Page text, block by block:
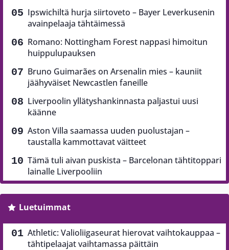
Ipswichiltä hurja siirtoveto – Bayer Leverkusenin
avainpelaaja tähtäimessä
Romano: Nottingham Forest nappasi himoitun
huippulupauksen
Bruno Guimarães on Arsenalin mies – kauniit
jäähyväiset Newcastlen faneille
Liverpoolin yllätyshankinnasta paljastui uusi
käänne
Aston Villa saamassa uuden puolustajan –
taustalla kammottavat väitteet
Tämä tuli aivan puskista – Barcelonan tähtitoppari
lainalle Liverpooliin
Luetuimmat
Athletic: Valioliigaseurat hierovat vaihtokauppaa –
tähtipelaajat vaihtamassa päittäin